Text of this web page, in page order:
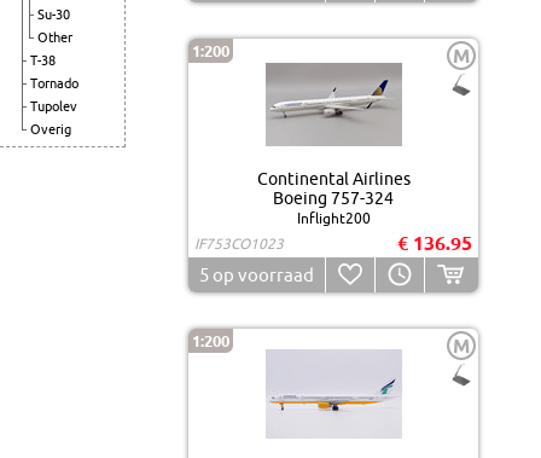
Su-30
Other
T-38
Tornado
Tupolev
Overig
1:200 M
Continental Airlines
Boeing 757-324
Inflight200
IF753CO1023
€ 136.95
5 op voorraad
1:200 M